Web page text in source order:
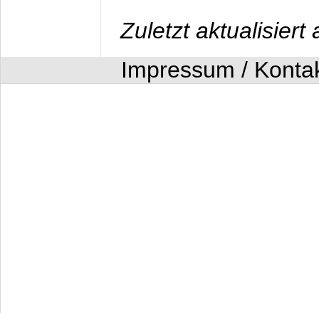
Zuletzt aktualisiert
Impressum /